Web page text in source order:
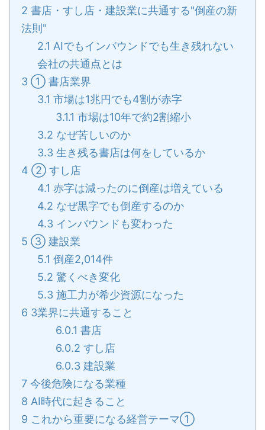
2 書店・すし店・建設業に共通する"倒産の新
法則"
2.1 AIでもインバウンドでも生き残れない
会社の共通点とは
3 ① 書店業界
3.1 市場は1兆円でも4割が赤字
3.1.1 市場は10年で約2割縮小
3.2 なぜ苦しいのか
3.3 生き残る書店は何をしているか
4 ② すし店
4.1 赤字は減ったのに倒産は増えている
4.2 なぜ黒字でも倒産するのか
4.3 インバウンドも変わった
5 ③ 建設業
5.1 倒産2,014件
5.2 驚くべき変化
5.3 施工力が希少資源になった
6 3業界に共通すること
6.0.1 書店
6.0.2 すし店
6.0.3建設業
7 今後危険になる業種
8 AI時代に起きること
9 これから重要になる経営テーマ①